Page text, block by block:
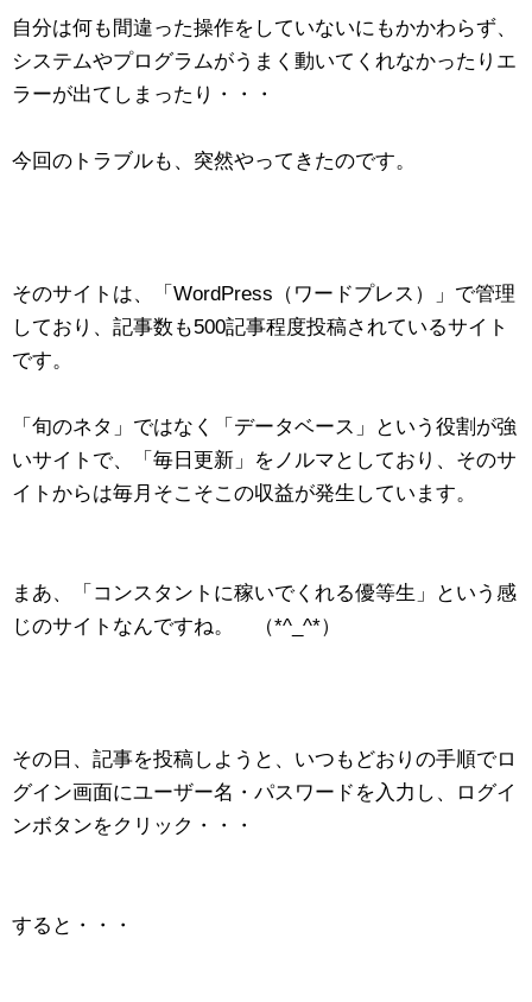
自分は何も間違った操作をしていないにもかかわらず、
システムやプログラムがうまく動いてくれなかったりエ
ラーが出てしまったり・・・
今回のトラブルも、突然やってきたのです。
そのサイトは、「WordPress（ワードプレス）」で管理
しており、記事数も500記事程度投稿されているサイト
です。
「旬のネタ」ではなく「データベース」という役割が強
いサイトで、「毎日更新」をノルマとしており、そのサ
イトからは毎月そこそこの収益が発生しています。
まあ、「コンスタントに稼いでくれる優等生」という感
じのサイトなんですね。 （*^_^*）
その日、記事を投稿しようと、いつもどおりの手順でロ
グイン画面にユーザー名・パスワードを入力し、ログイ
ンボタンをクリック・・・
すると・・・